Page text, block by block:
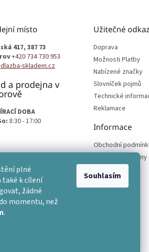
plné
také k cílení
žádné
momentu, než
.
Souhlasím
místo
417, 387 73
+420 734 730 953
skladem.cz
a prodejna v
DOBA
8:30 - 17:00
Užitečné
Doprava
Možnosti Platby
Nabízené značky
Slovníček pojmů
Technické
Reklamace
Informace
Obchodní
Podmínky
podmínek